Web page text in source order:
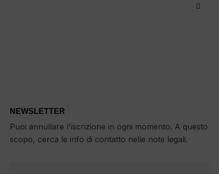

NEWSLETTER
Puoi annullare l'iscrizione in ogni momento. A questo
scopo, cerca le info di contatto nelle note legali.